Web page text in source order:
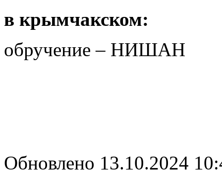
в крымчакском:
обручение – НИШАН
Обновлено 13.10.2024